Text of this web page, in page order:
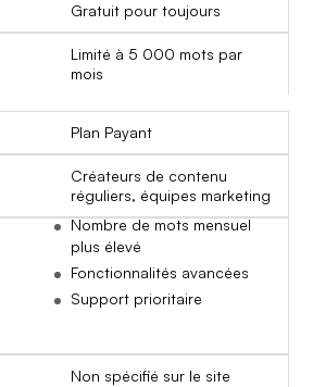
Gratuit pour toujours
Limité à 5 000 mots par
mois
Plan Payant
Créateurs de contenu
réguliers, équipes marketing
Nombre de mots mensuel
plus élevé
Fonctionnalités avancées
Support prioritaire
Non spécifié sur le site